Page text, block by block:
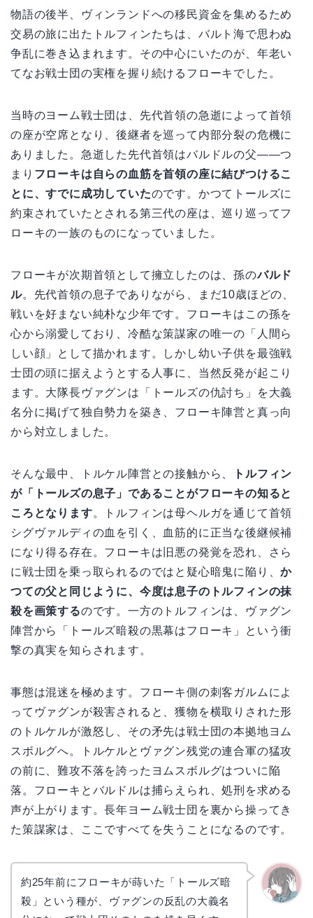
物語の後半、ヴィンランドへの移民資金を集めるため
交易の旅に出たトルフィンたちは、バルト海で思わぬ
争乱に巻き込まれます。その中心にいたのが、年老い
てなお戦士団の実権を握り続けるフローキでした。
当時のヨーム戦士団は、先代首領の急逝によって首領
の座が空席となり、後継者を巡って内部分裂の危機に
ありました。急逝した先代首領はバルドルの父——つ
まり フローキは自らの血筋を首領の座に結びつけるこ
とに、すでに成功していたのです。かつてトールズに
約束されていたとされる第三代の座は、巡り巡ってフ
ローキの一族のものになっていました。
フローキが次期首領として擁立したのは、孫のバルド
ル。先代首領の息子でありながら、まだ10歳ほどの、
戦いを好まない純朴な少年です。フローキはこの孫を
心から溺愛しており、冷酷な策謀家の唯一の「人間ら
しい顔」として描かれます。しかし幼い子供を最強戦
士団の頭に据えようとする人事に、当然反発が起こり
ます。大隊長ヴァグンは「トールズの仇討ち」を大義
名分に掲げて独自勢力を築き、フローキ陣営と真っ向
から対立しました。
そんな最中、トルケル陣営との接触から、
トルフィン
が「トールズの息子」であることがフローキの知ると
ころとなります。トルフィンは母ヘルガを通じて首領
シグヴァルディの血を引く、血筋的に正当な後継候補
になり得る存在。フローキは旧悪の発覚を恐れ、さら
に戦士団を乗っ取られるのではと疑心暗鬼に陥り、か
つての父と同じように、今度は息子のトルフィンの抹
殺を画策するのです。一方のトルフィンは、ヴァグン
陣営から「トールズ暗殺の黒幕はフローキ」という衝
撃の真実を知らされます。
事態は混迷を極めます。フローキ側の刺客ガルムによ
ってヴァグンが殺害されると、獲物を横取りされた形
のトルケルが激怒し、その矛先は戦士団の本拠地ヨム
スボルグへ。トルケルとヴァグン残党の連合軍の猛攻
の前に、難攻不落を誇ったヨムスボルグはついに陥
落。フローキとバルドルは捕らえられ、処刑を求める
声が上がります。長年ヨーム戦士団を裏から操ってき
た策謀家は、ここですべてを失うことになるのです。
約25年前にフローキが蒔いた「トールズ暗
殺」という種が、ヴァグンの反乱の大義名